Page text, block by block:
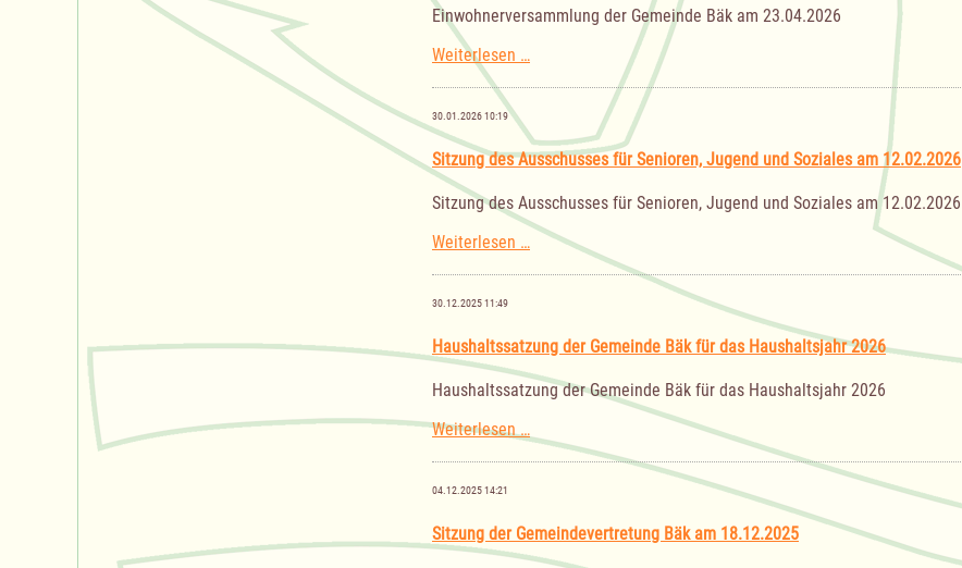
Soziales
Einwohnerversammlung der Gemeinde Bäk am 23.04.2026
Weiterlesen …Einwohnerversammlung
Gemeinde
am
23.04.2026
30.01.2026 10:19
Sitzung des Ausschusses für Senioren, Jugend und Soziales am 12.02.2026
Sitzung des Ausschusses für Senioren, Jugend und Soziales am 12.02.2026
Weiterlesen …Sitzung
Ausschusses
Jugend
Soziales
30.12.2025 11:49
Haushaltssatzung der Gemeinde Bäk für das Haushaltsjahr 2026
Haushaltssatzung der Gemeinde Bäk für das Haushaltsjahr 2026
Weiterlesen …Haushaltssatzung
der
das
Haushaltsjahr
04.12.2025 14:21
Sitzung der Gemeindevertretung Bäk am 18.12.2025